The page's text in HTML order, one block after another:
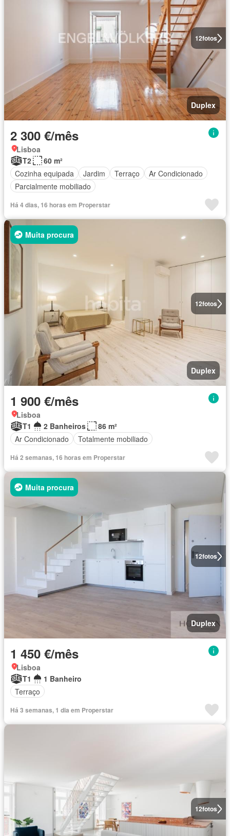
12fotos
Duplex
2 300 €/mês
Lisboa
T2
60 m²
Cozinha equipada
Jardim Terraço
Ar Condicionado
Parcialmente mobiliado
Há 4 dias, 16 horas em Properstar
12fotos
Muita procura
Duplex
1 900 €/mês
Lisboa
T1
2 Banheiros
86 m²
Ar Condicionado
Totalmente mobiliado
Há 2 semanas, 16 horas em Properstar
12fotos
Muita procura
Duplex
1 450 €/mês
Lisboa
T1
1 Banheiro
Terraço
Há 3 semanas, 1 dia em Properstar
12fotos